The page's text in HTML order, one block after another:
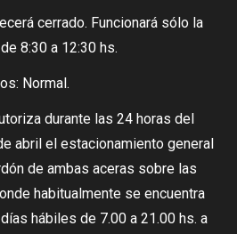
cerrado. Funcionará sólo la
8:30 a 12:30 hs.
Normal.
durante las 24 horas del
abril el estacionamiento general
de ambas aceras sobre las
habitualmente se encuentra
hábiles de 7.00 a 21.00 hs. a